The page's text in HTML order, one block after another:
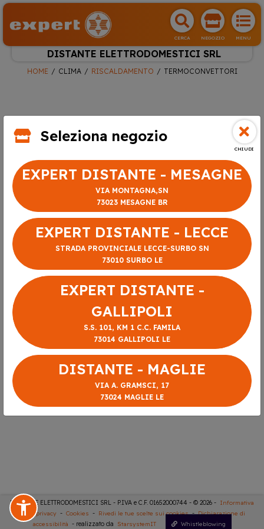
CERCA NEGOZIO MENU
DISTANTE ELETTRODOMESTICI SRL
HOME CLIMA RISCALDAMENTO TERMOCONVETTORI
DISTANTE ELETTRODOMESTICI SRL - P.IVA e C.F. 01652000744 - © 2026 - Informativa
sulla privacy - Cookies - Rivedi le tue scelte sui cookies - Dichiarazione di
accessibilità - realizzato da StarsystemIT Whistleblowing
Seleziona negozio
CHIUDI
EXPERT DISTANTE - MESAGNE
VIA MONTAGNA,SN
73023 MESAGNE BR
EXPERT DISTANTE - LECCE
STRADA PROVINCIALE LECCE-SURBO SN
73010 SURBO LE
EXPERT DISTANTE -
GALLIPOLI
S.S. 101, KM 1 C.C. FAMILA
73014 GALLIPOLI LE
DISTANTE - MAGLIE
VIA A. GRAMSCI, 17
73024 MAGLIE LE